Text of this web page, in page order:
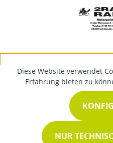
Diese Website verwendet
Erfahrung bieten zu
NUR